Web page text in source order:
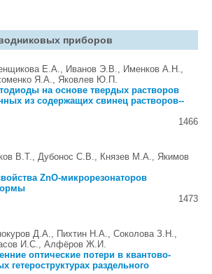
приборов
Е.А., Иванов Э.В., Именков А.Н.,
Я.А., Яковлев Ю.П.
на основе твердых растворов
из содержащих свинец растворов--
1466
В.Т., Дубонос С.В., Князев М.А., Якимов
ZnO-микрорезонаторов
1473
Д.А., Пихтин Н.А., Соколова З.Н.,
И.С., Алфёров Ж.И.
оптические потери в квантово-
гетероструктурах раздельного